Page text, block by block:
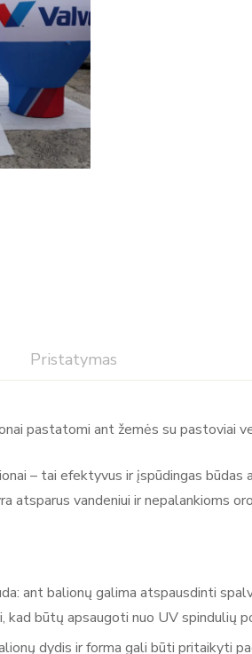
Pristatymas
pastatomi ant žemės su pastoviai
– tai efektyvus ir įspūdingas
atsparus vandeniui ir nepalankioms
ant balionų galima atspausdinti
kad būtų apsaugoti nuo UV spindulių
dydis ir forma gali būti pritaikyti